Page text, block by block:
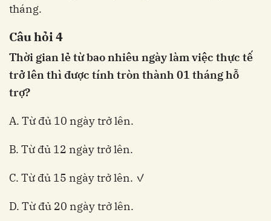
tháng.
Câu hỏi 4
Thời gian lẻ từ bao nhiêu ngày làm việc thực tế
trở lên thì được tính tròn thành 01 tháng hỗ
trợ?
A. Từ đủ 10 ngày trở lên.
B. Từ đủ 12 ngày trở lên.
C. Từ đủ 15 ngày trở lên. ✓
D. Từ đủ 20 ngày trở lên.